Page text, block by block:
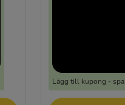
Lägg till kupong -